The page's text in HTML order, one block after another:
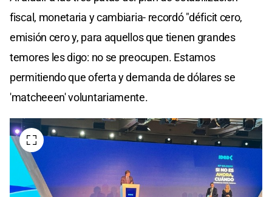
fiscal, monetaria y cambiaria- recordó "déficit cero,
emisión cero y, para aquellos que tienen grandes
temores les digo: no se preocupen. Estamos
permitiendo que oferta y demanda de dólares se
'matcheeen' voluntariamente.